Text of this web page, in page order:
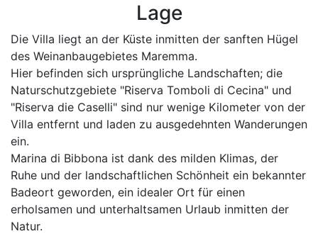
Lage
Die Villa liegt an der Küste inmitten der sanften Hügel
des Weinanbaugebietes Maremma.
Hier befinden sich ursprüngliche Landschaften; die
Naturschutzgebiete "Riserva Tomboli di Cecina" und
"Riserva die Caselli" sind nur wenige Kilometer von der
Villa entfernt und laden zu ausgedehnten Wanderungen
ein.
Marina di Bibbona ist dank des milden Klimas, der
Ruhe und der landschaftlichen Schönheit ein bekannter
Badeort geworden, ein idealer Ort für einen
erholsamen und unterhaltsamen Urlaub inmitten der
Natur.